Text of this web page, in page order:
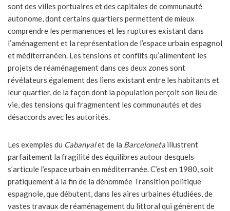
sont des villes portuaires et des capitales de communauté
autonome, dont certains quartiers permettent de mieux
comprendre les permanences et les ruptures existant dans
l’aménagement et la représentation de l’espace urbain espagnol
et méditerranéen. Les tensions et conflits qu’alimentent les
projets de réaménagement dans ces deux zones sont
révélateurs également des liens existant entre les habitants et
leur quartier, de la façon dont la population perçoit son lieu de
vie, des tensions qui fragmentent les communautés et des
désaccords avec les autorités.
Les exemples du Cabanyalet de la Barceloneta illustrent
parfaitement la fragilité des équilibres autour desquels
s’articule l’espace urbain en méditerranée. C’est en 1980, soit
pratiquement à la fin de la dénommée Transition politique
espagnole, que débutent, dans les aires urbaines étudiées, de
vastes travaux de réaménagement du littoral qui génèrent de